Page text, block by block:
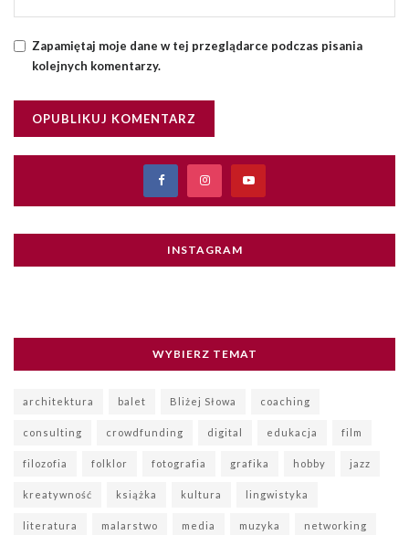
Zapamiętaj moje dane w tej przeglądarce podczas pisania
kolejnych komentarzy.
INSTAGRAM
WYBIERZ TEMAT
architektura balet Bliżej Słowa coaching
consulting crowdfunding digital edukacja film
filozofia folklor fotografia grafika hobby jazz
kreatywność książka kultura lingwistyka
literatura malarstwo media muzyka networking